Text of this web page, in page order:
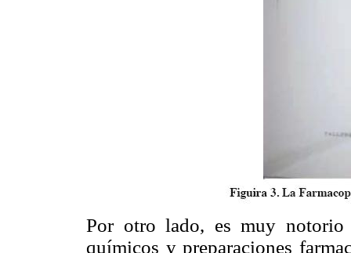
Por otro lado, es muy notorio
químicos y preparaciones